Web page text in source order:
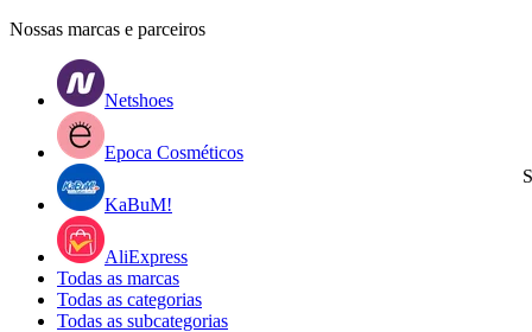
Nossas marcas e parceiros
Netshoes
Epoca Cosméticos
KaBuM!
AliExpress
Todas as marcas
Todas as categorias
Todas as subcategorias